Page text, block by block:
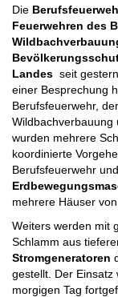
Die
Feuerwehren des
Landes seit
einer Besprechung
Berufsfeuerwehr,
Wildbachverbauung
wurden mehrere
koordinierte
Berufsfeuerwehr
mehrere Häuser
Weiters werden mit
Schlamm aus
Stromgeneratoren
gestellt. Der Einsatz
morgigen Tag